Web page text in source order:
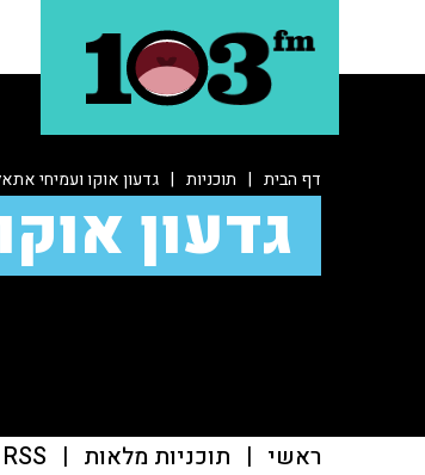
דף הבית | תוכניות | גדעון אוקו ועמיחי
גדעון
ראשי | תוכניות מלאות |
RSS